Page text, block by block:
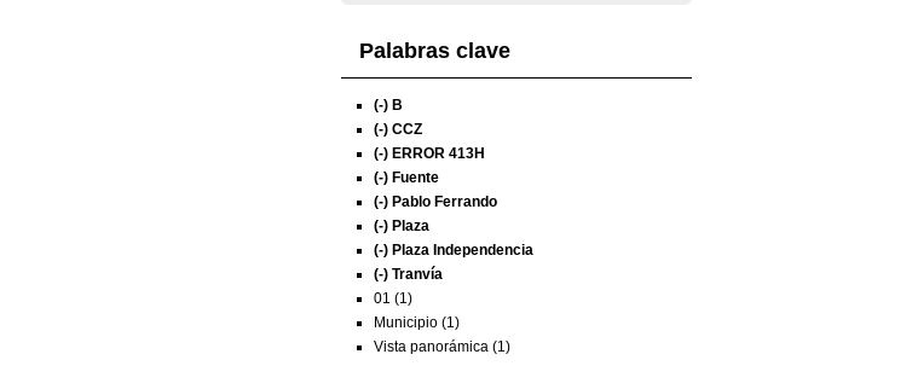
Palabras clave
(-) B
(-) CCZ
(-) ERROR 413H
(-) Fuente
(-) Pablo Ferrando
(-) Plaza
(-) Plaza Independencia
(-) Tranvía
01 (1)
Municipio (1)
Vista panorámica (1)